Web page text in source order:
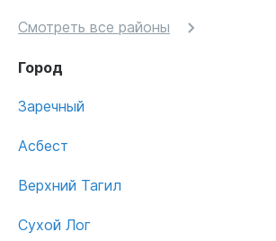
Смотреть все районы
Город
Заречный
Асбест
Верхний Тагил
Сухой Лог